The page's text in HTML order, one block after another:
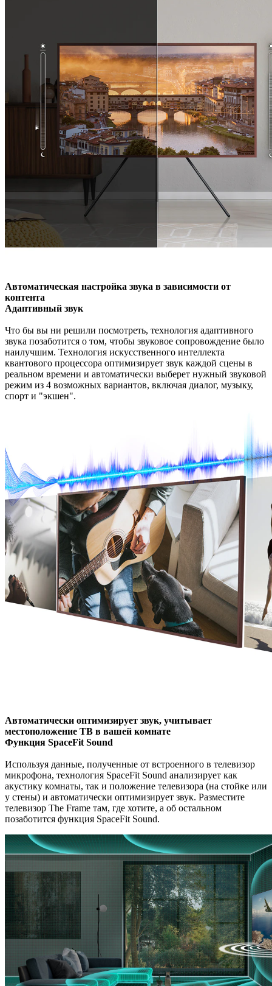
Автоматическая настройка звука в зависимости от
контента
Адаптивный звук
Что бы вы ни решили посмотреть, технология адаптивного
звука позаботится о том, чтобы звуковое сопровождение было
наилучшим. Технология искусственного интеллекта
квантового процессора оптимизирует звук каждой сцены в
реальном времени и автоматически выберет нужный звуковой
режим из 4 возможных вариантов, включая диалог, музыку,
спорт и "экшен".
Автоматически оптимизирует звук, учитывает
местоположение ТВ в вашей комнате
Функция SpaceFit Sound
Используя данные, полученные от встроенного в телевизор
микрофона, технология SpaceFit Sound анализирует как
акустику комнаты, так и положение телевизора (на стойке или
у стены) и автоматически оптимизирует звук. Разместите
телевизор The Frame там, где хотите, а об остальном
позаботится функция SpaceFit Sound.